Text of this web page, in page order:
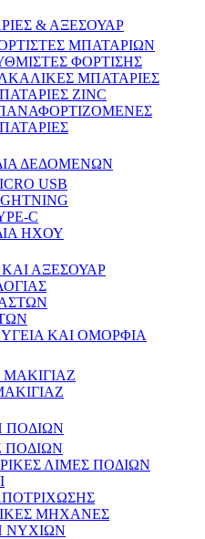
& ΑΞΕΣΟΥΑΡ
ΜΠΑΤΑΡΙΩΝ
ΦΟΡΤΙΣΗΣ
ΜΠΑΤΑΡΙΕΣ
ZINC
ΔΕΔΟΜΕΝΩΝ
USB
C
ΗΧΟΥ
ΑΞΕΣΟΥΑΡ
ΥΓΕΙΑ ΚΑΙ ΟΜΟΡΦΙΑ
ΠΟΔΙΩΝ
ΛΙΜΕΣ ΠΟΔΙΩΝ
ΜΗΧΑΝΕΣ
ΝΥΧΙΩΝ